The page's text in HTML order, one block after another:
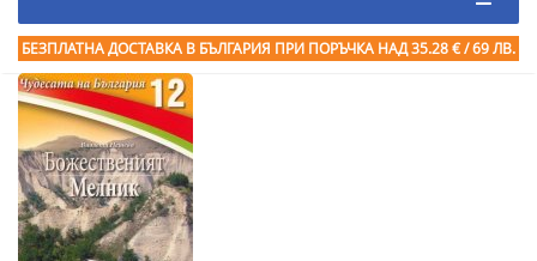
БЕЗПЛАТНА ДОСТАВКА В БЪЛГАРИЯ ПРИ ПОРЪЧКА НАД 35.28 € / 69 ЛВ.